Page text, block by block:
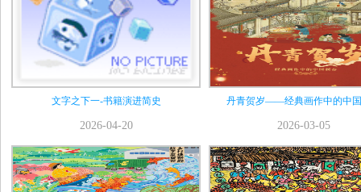
文字之下一-书籍演进简史
2026-04-20
丹青贺岁——经典画作中的中
2026-03-05